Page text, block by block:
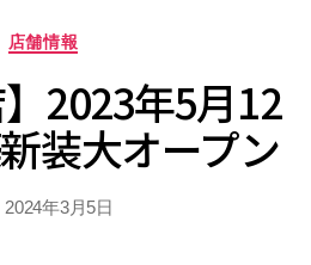
カ
ゴ
リ
ー
店舗情報
】2023年5月12
装大オープン
2024年3月5日